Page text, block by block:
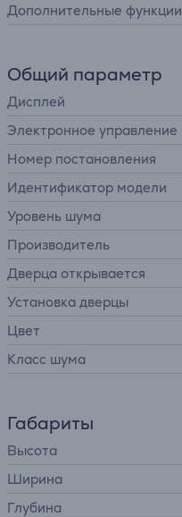
Дополнительные функции
Общий параметр
Дисплей
Электронное управление
Номер постановления
Идентификатор модели
Уровень шума
Производитель
Дверца открывается
Установка дверцы
Цвет
Класс шума
Габариты
Высота
Ширина
Глубина